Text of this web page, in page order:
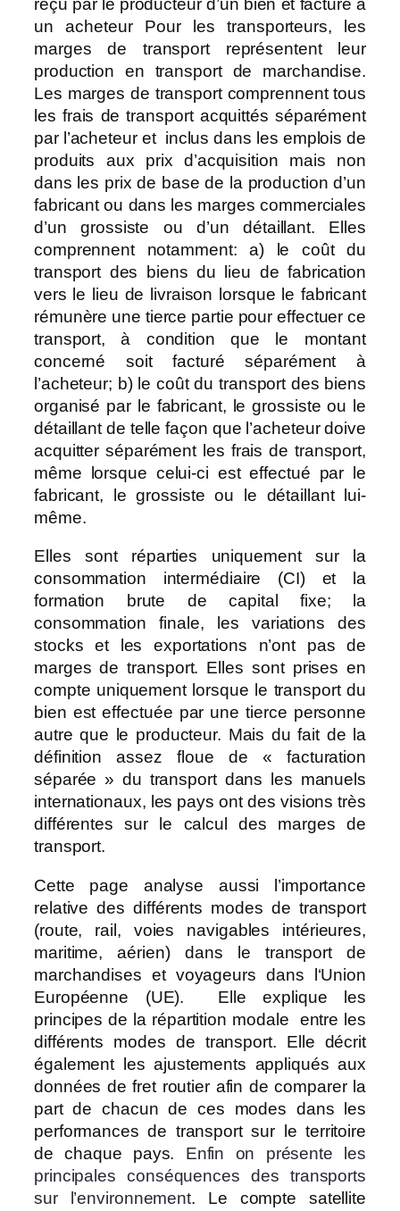
un acheteur Pour les transporteurs, les
marges de transport représentent leur
production en transport de marchandise.
Les marges de transport comprennent tous
les frais de transport acquittés séparément
par l’acheteur et inclus dans les emplois de
produits aux prix d’acquisition mais non
dans les prix de base de la production d’un
fabricant ou dans les marges commerciales
d’un grossiste ou d’un détaillant. Elles
comprennent notamment: a) le coût du
transport des biens du lieu de fabrication
vers le lieu de livraison lorsque le fabricant
rémunère une tierce partie pour effectuer ce
transport, à condition que le montant
concerné soit facturé séparément à
l’acheteur; b) le coût du transport des biens
organisé par le fabricant, le grossiste ou le
détaillant de telle façon que l’acheteur doive
acquitter séparément les frais de transport,
même lorsque celui-ci est effectué par le
fabricant, le grossiste ou le détaillant lui-
même.
Elles sont réparties uniquement sur la
consommation intermédiaire (CI) et la
formation brute de capital fixe; la
consommation finale, les variations des
stocks et les exportations n’ont pas de
marges de transport. Elles sont prises en
compte uniquement lorsque le transport du
bien est effectuée par une tierce personne
autre que le producteur. Mais du fait de la
définition assez floue de « facturation
séparée » du transport dans les manuels
internationaux, les pays ont des visions très
différentes sur le calcul des marges de
transport.
Cette page analyse aussi l’importance
relative des différents modes de transport
(route, rail, voies navigables intérieures,
maritime, aérien) dans le transport de
marchandises et voyageurs dans l‘Union
Européenne (UE). Elle explique les
principes de la répartition modale entre les
différents modes de transport. Elle décrit
également les ajustements appliqués aux
données de fret routier afin de comparer la
part de chacun de ces modes dans les
performances de transport sur le territoire
de chaque pays. Enfin on présente les
principales conséquences des transports
sur l’environnement. Le compte satellite